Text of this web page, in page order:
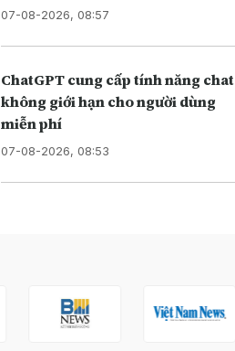
07-08-2026, 08:57
ChatGPT cung cấp tính năng chat
không giới hạn cho người dùng
miễn phí
07-08-2026, 08:53